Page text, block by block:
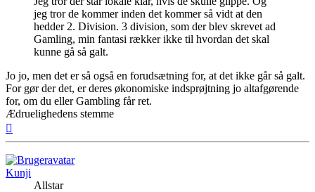
jeg tror de kommer inden det kommer så vidt at den
hedder 2. Division. 3 division, som der blev skrevet ad
Gamling, min fantasi rækker ikke til hvordan det skal
kunne gå så galt.
Jo jo, men det er så også en forudsætning for, at det ikke går så galt.
For gør der det, er deres økonomiske indsprøjtning jo altafgørende
for, om du eller Gambling får ret.
Ædruelighedens stemme
Kunji
Allstar